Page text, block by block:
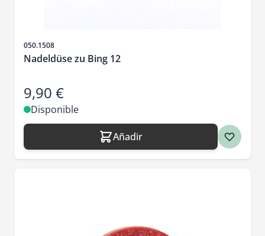
SKU
050.1508
Nadeldüse zu Bing 12
9,90 €
Disponible
Añadir